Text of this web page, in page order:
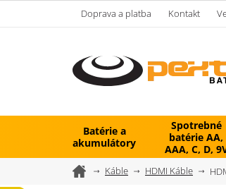
Doprava a platba Kontakt
Batérie a
akumulátory
Spotrebné
batérie AA,
AAA, C, D,
DomovKáble HDMI Káble